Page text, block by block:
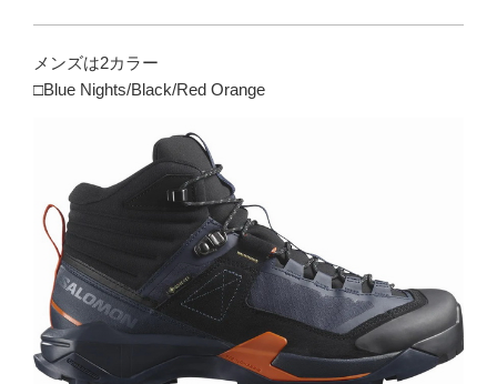
メンズは2カラー
□Blue Nights/Black/Red Orange